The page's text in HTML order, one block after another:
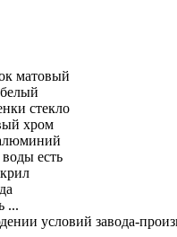
матовый
белый
стекло
хром
воды есть
...
условий завода-